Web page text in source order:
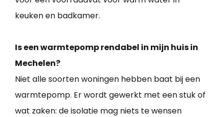
keuken en badkamer.
Is een warmtepomp rendabel in mijn huis in
Mechelen?
Niet alle soorten woningen hebben baat bij een
warmtepomp. Er wordt gewerkt met een stuk of
wat zaken: de isolatie mag niets te wensen